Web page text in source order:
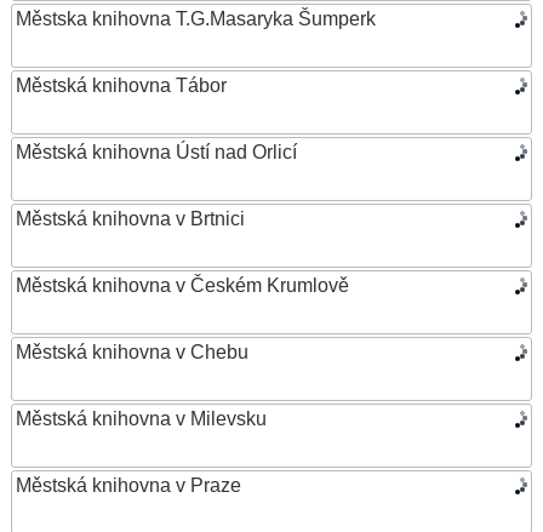
Městska knihovna T.G.Masaryka Šumperk
Městská knihovna Tábor
Městská knihovna Ústí nad Orlicí
Městská knihovna v Brtnici
Městská knihovna v Českém Krumlově
Městská knihovna v Chebu
Městská knihovna v Milevsku
Městská knihovna v Praze